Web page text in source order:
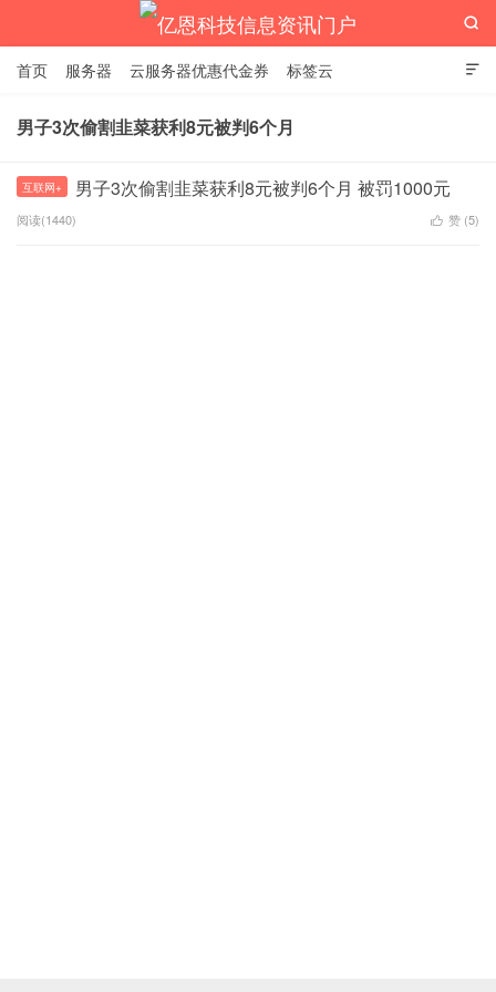
亿恩科技信息资讯门户

首页 服务器 云服务器优惠代金券 标签云

男子3次偷割韭菜获利8元被判6个月
互联网+ 男子3次偷割韭菜获利8元被判6个月 被罚1000元
阅读(1440)  赞 (5)